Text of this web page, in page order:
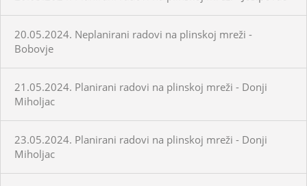
20.05.2024. Neplanirani radovi na plinskoj mreži -
Bobovje
21.05.2024. Planirani radovi na plinskoj mreži - Donji
Miholjac
23.05.2024. Planirani radovi na plinskoj mreži - Donji
Miholjac